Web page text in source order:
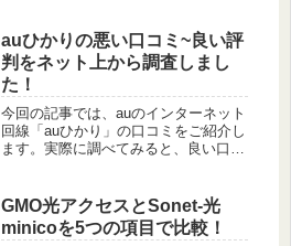
いけたらと思います。これから「アン
ドライン光」をお申し込みしようか迷
っ...
auひかりの悪い口コミ~良い評
判をネット上から調査しまし
た！
今回の記事では、auのインターネット
回線「auひかり」の口コミをご紹介し
ます。実際に調べてみると、良い口コ
実を伝えていけたらと思います。これ
から「auひかり」を申し込みかど...
GMO光アクセスとSonet-光
minicoを5つの項目で比較！